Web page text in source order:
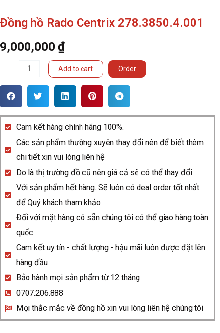
Đồng hồ Rado Centrix 278.3850.4.001
9,000,000 ₫
Rado
278.3850.4.001
quantity
Add to cart Order
Cam kết hàng chính hãng 100%.
Các sản phẩm thường xuyên thay đổi nên để biết thêm
chi tiết xin vui lòng liên hệ
Do là thị trường đồ cũ nên giá cả sẽ có thể thay đổi
Với sản phẩm hết hàng. Sẽ luôn có deal order tốt nhất
để Quý khách tham khảo
Đối với mặt hàng có sẵn chúng tôi có thể giao hàng toàn
quốc
Cam kết uy tín - chất lượng - hậu mãi luôn được đặt lên
hàng đầu
Bảo hành mọi sản phẩm từ 12 tháng
0707.206.888
Mọi thắc mắc về đồng hồ xin vui lòng liên hệ chúng tôi